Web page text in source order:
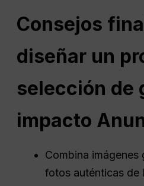
Consejos
diseñar un
selección de
impacto
Combina imágenes
fotos auténticas de